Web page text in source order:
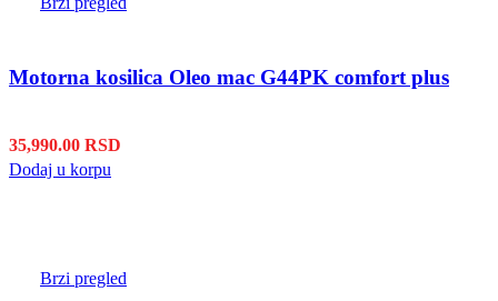
Motorna kosilica Oleo mac G44PK comfort plus
35,990.00 RSD
Dodaj u korpu
Brzi pregled